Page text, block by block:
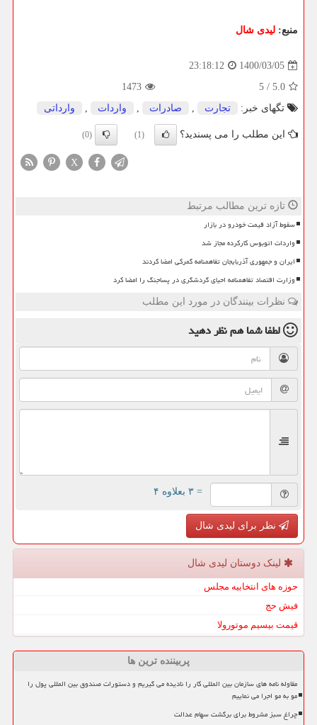
منبع: لیدی شال
1400/03/05
23:18:12
5.0
/
5
1473
تگهای خبر:
تجارت , صادرات , واردات , وارداتی
این مطلب را می پسندید؟ (1)
(0)
X
تازه ترین مطالب مرتبط
سقوط آزاد قیمت خودرو در بازار
واردات اتوبوس کارکرده مجاز شد
ایران و جمهوری آذربایجان تفاهمنامه گمرکی امضا کردند
وزارت اقتصاد تفاهمنامه احیای گردشگری در پساجنگ را امضا کرد
نظرات بینندگان در مورد این مطلب
لطفا شما همنظر دهید
= ۳ بعلاوه ۴
نظر برای لیدی شال
لینک دوستان لیدی شال
حوزه های انتخابیه مجلس
فیش حج
قیمت بیسیم موتورولا
پربیننده ترین ها
مقاوله نامه های سازمان بین المللی کار را نادیده می گیریم و دستورات صندوق بین المللی پول را
مو به مو اجرا می نماییم
چراغ سبز مشروط برای برگشت سهام عدالت